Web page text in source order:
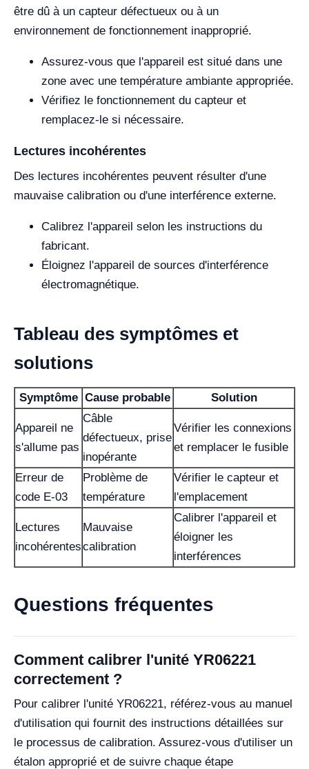
être dû à un capteur défectueux ou à un
environnement de fonctionnement inapproprié.
Assurez-vous que l'appareil est situé dans une
zone avec une température ambiante appropriée.
Vérifiez le fonctionnement du capteur et
remplacez-le si nécessaire.
Lectures incohérentes
Des lectures incohérentes peuvent résulter d'une
mauvaise calibration ou d'une interférence externe.
Calibrez l'appareil selon les instructions du
fabricant.
Éloignez l'appareil de sources d'interférence
électromagnétique.
Tableau des symptômes et
solutions
Symptôme Cause probable Solution
Appareil ne
s'allume pas
Câble
défectueux, prise
inopérante
Vérifier les connexions
et remplacer le fusible
Erreur de
code E-03
Problème de
température
Vérifier le capteur et
l'emplacement
Lectures
incohérentes
Mauvaise
calibration
Calibrer l'appareil et
éloigner les
interférences
Questions fréquentes
Comment calibrer l'unité YR06221
correctement ?
Pour calibrer l'unité YR06221, référez-vous au manuel
d'utilisation qui fournit des instructions détaillées sur
le processus de calibration. Assurez-vous d'utiliser un
étalon approprié et de suivre chaque étape